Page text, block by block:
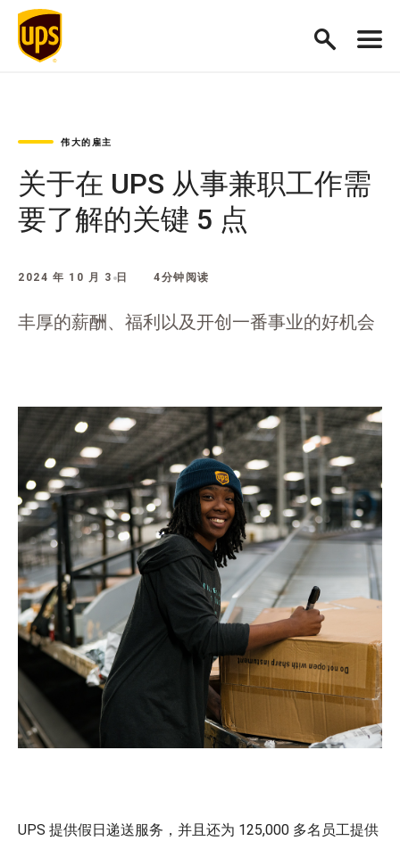
伟大的雇主
关于在 UPS 从事兼职工作需
要了解的关键 5 点
2024 年 10 月 3 日 4分钟阅读
丰厚的薪酬、福利以及开创一番事业的好机会
UPS 提供假日递送服务，并且还为 125,000 多名员工提供